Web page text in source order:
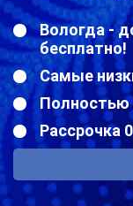
Вологда -
бесплатно!
Самые
Полностью
Рассрочка